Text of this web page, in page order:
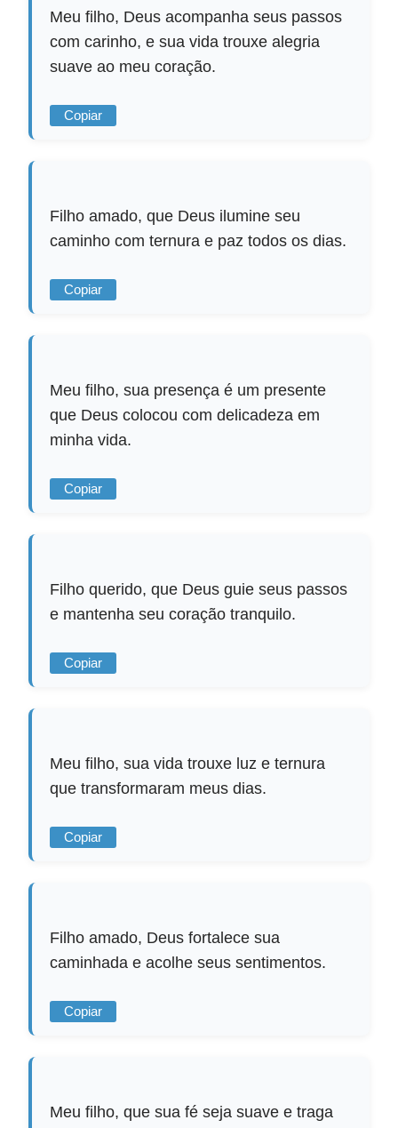
Meu filho, Deus acompanha seus passos
com carinho, e sua vida trouxe alegria
suave ao meu coração.
Copiar
Filho amado, que Deus ilumine seu
caminho com ternura e paz todos os dias.
Copiar
Meu filho, sua presença é um presente
que Deus colocou com delicadeza em
minha vida.
Copiar
Filho querido, que Deus guie seus passos
e mantenha seu coração tranquilo.
Copiar
Meu filho, sua vida trouxe luz e ternura
que transformaram meus dias.
Copiar
Filho amado, Deus fortalece sua
caminhada e acolhe seus sentimentos.
Copiar
Meu filho, que sua fé seja suave e traga